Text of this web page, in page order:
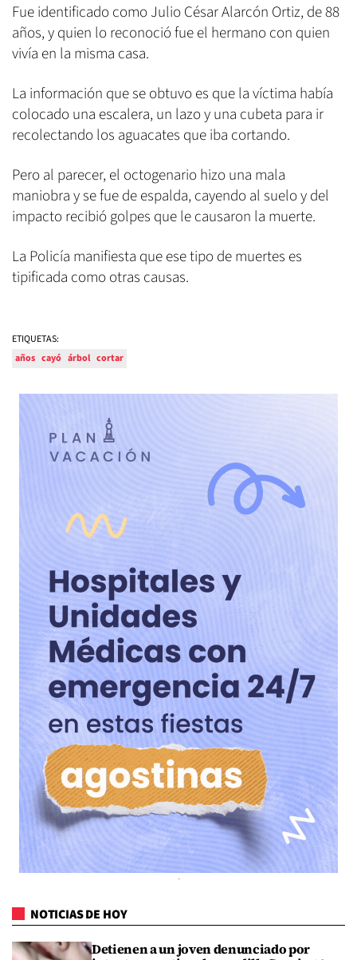
Fue identificado como Julio César Alarcón Ortiz, de 88
años, y quien lo reconoció fue el hermano con quien
vivía en la misma casa.
La información que se obtuvo es que la víctima había
colocado una escalera, un lazo y una cubeta para ir
recolectando los aguacates que iba cortando.
Pero al parecer, el octogenario hizo una mala
maniobra y se fue de espalda, cayendo al suelo y del
impacto recibió golpes que le causaron la muerte.
La Policía manifiesta que ese tipo de muertes es
tipificada como otras causas.
ETIQUETAS:
años cayó árbol cortar
NOTICIAS DE HOY
Detienen a un joven denunciado por